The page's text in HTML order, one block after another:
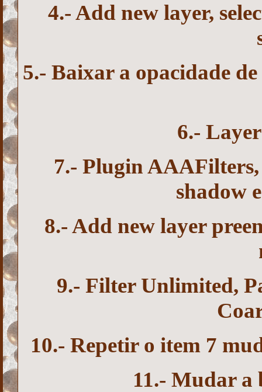
4.- Add new layer,
5.- Baixar a opacidade
6.-
7.- Plugin AAAFilters,
shadow
8.- Add new layer
9.- Filter Unlimited,
10.- Repetir o item 7
11.- Mudar